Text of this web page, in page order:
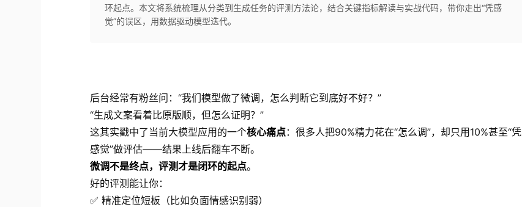
环起点。本文将系统梳理从分类到生成任务的评测方法论，结合关键指标解读与实战代码，带你走出“凭感
觉”的误区，用数据驱动模型迭代。
后台经常有粉丝问：“我们模型做了微调，怎么判断它到底好不好？”
“生成文案看着比原版顺，但怎么证明？”
这其实戳中了当前大模型应用的一个核心痛点：很多人把90%精力花在“怎么调”，却只用10%甚至“凭
感觉”做评估——结果上线后翻车不断。
微调不是终点，评测才是闭环的起点。
好的评测能让你：
✅ 精准定位短板（比如负面情感识别弱）